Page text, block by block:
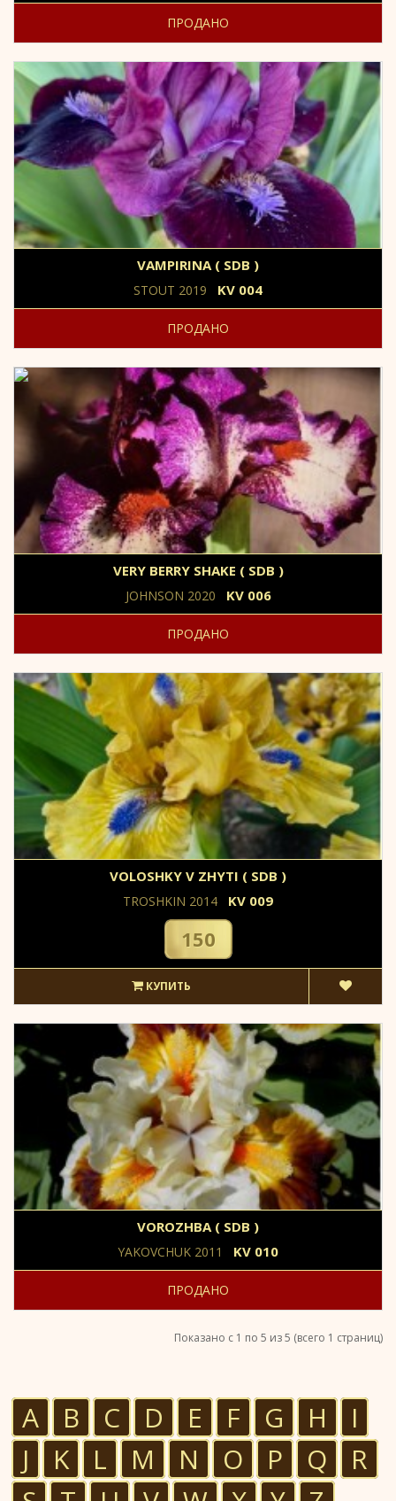
ПРОДАНО
VAMPIRINA ( SDB )
STOUT 2019 KV 004
ПРОДАНО
VERY BERRY SHAKE ( SDB )
JOHNSON 2020 KV 006
ПРОДАНО
VOLOSHKY V ZHYTI ( SDB )
TROSHKIN 2014 KV 009
150
КУПИТЬ
VOROZHBA ( SDB )
YAKOVCHUK 2011 KV 010
ПРОДАНО
Показано с 1 по 5 из 5 (всего 1 страниц)
A B C D E F G H
I
J
K L M N O P Q
R